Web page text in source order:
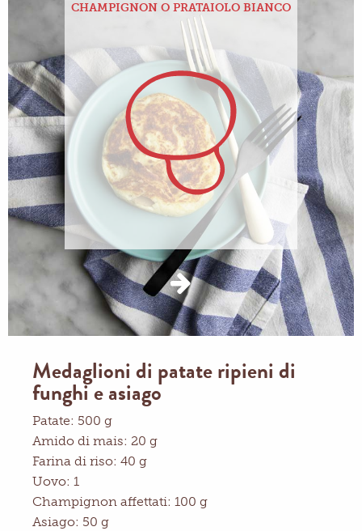
CHAMPIGNON O PRATAIOLO BIANCO
Medaglioni di patate ripieni di
funghi e asiago
Patate: 500 g
Amido di mais: 20 g
Farina di riso: 40 g
Uovo: 1
Champignon affettati: 100 g
Asiago: 50 g